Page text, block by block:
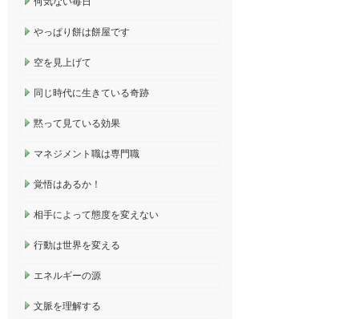
やっぱり餅は餅屋です
空を見上げて
同じ時代に生きている奇跡
黙って見ている効果
マネジメント職は専門職
覚悟はあるか！
相手によって態度を変えない
行動は世界を変える
エネルギーの源
文脈を理解する